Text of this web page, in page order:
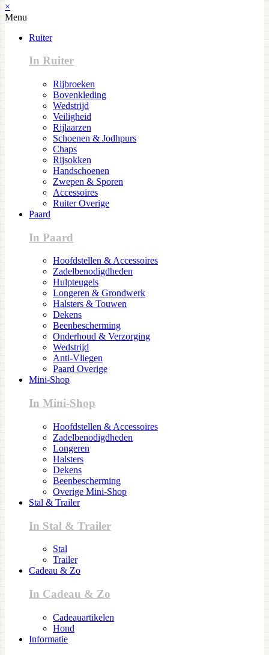
×
Menu
Ruiter
In Ruiter
Rijbroeken
Bovenkleding
Wedstrijd
Veiligheid
Rijlaarzen
Schoenen & Jodhpurs
Chaps
Rijsokken
Handschoenen
Zwepen & Sporen
Accessoires
Ruiter Overige
Paard
In Paard
Hoofdstellen & Accessoires
Zadelbenodigdheden
Hulpteugels
Longeren & Grondwerk
Halsters & Touwen
Dekens
Beenbescherming
Onderhoud & Verzorging
Wedstrijd
Anti-Vliegen
Paard Overige
Mini-Shop
In Mini-Shop
Hoofdstellen & Accessoires
Zadelbenodigdheden
Longeren
Halsters
Dekens
Beenbescherming
Overige Mini-Shop
Stal & Trailer
In Stal & Trailer
Stal
Trailer
Cadeau & Zo
In Cadeau & Zo
Cadeauartikelen
Hond
Informatie